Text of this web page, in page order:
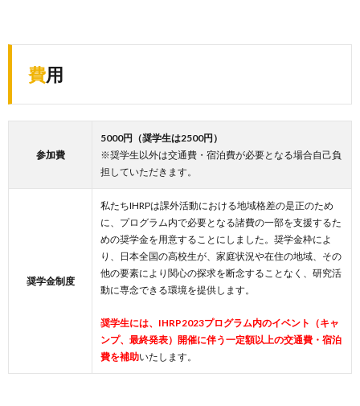
費用
参加費
5000円（奨学生は2500円）
※奨学生以外は交通費・宿泊費が必要となる場合自己負
担していただきます。
奨学金制度
私たちIHRPは課外活動における地域格差の是正のため
に、プログラム内で必要となる諸費の一部を支援するた
めの奨学金を用意することにしました。奨学金枠によ
り、日本全国の高校生が、家庭状況や在住の地域、その
他の要素により関心の探求を断念することなく、研究活
動に専念できる環境を提供します。
奨学生には、IHRP2023プログラム内のイベント（キャ
ンプ、最終発表）開催に伴う一定額以上の交通費・宿泊
費を補助いたします。